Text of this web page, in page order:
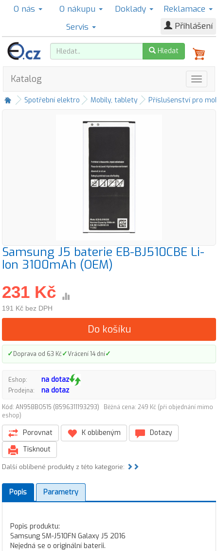
O nás O nákupu Doklady
Reklamace
Servis
Přihlášení
Hledat
Katalog
Spotřební elektro Mobily, tablety Příslušenství pro
Samsung J5 baterie EB-BJ510CBE Li-
Ion 3100mAh (OEM)
231 Kč
191 Kč bez DPH
Do košíku
✓Doprava od 63 Kč✓Vrácení 14 dní✓
Eshop: na dotaz
Prodejna: na dotaz
Kód: AN958BO515 (8596311193293)
Běžná cena: 249 Kč (při objednání mimo
eshop)
Porovnat K oblíbeným
Dotazy
Tisknout
Další oblíbené produkty z této kategorie:
Popis Parametry
Popis produktu:
Samsung SM-J510FN Galaxy J5 2016
Nejedná se o originální baterii.